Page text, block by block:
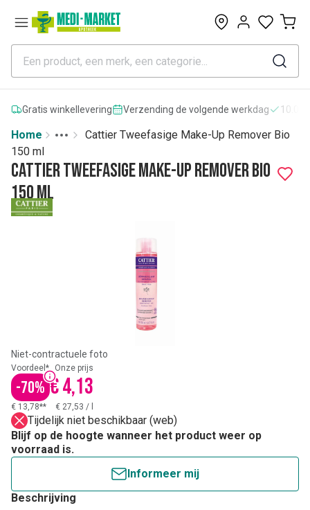
0
Gratis winkellevering Verzending de volgende werkdag
Home
More
Toggle menu
Cattier Tweefasige Make-Up Remover Bio
150 ml
Cattier Tweefasige Make-Up Remover Bio
150 ml
Niet-contractuele foto
Voordeel*
-70%
Onze prijs
€ 4,13
€ 13,78** € 27,53 /
Tijdelijk niet beschikbaar (web)
Blijf op de hoogte wanneer het product weer op
voorraad is.
Informeer mij
Beschrijving